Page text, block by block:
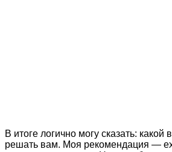
В итоге логично могу сказать:
решать вам. Моя рекомендация —